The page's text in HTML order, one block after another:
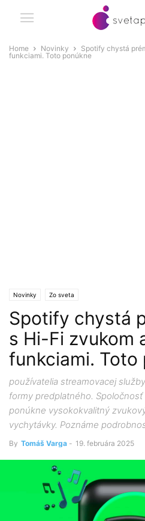
Home Novinky
Spotify chystá
funkciami. Toto ponúkne
Novinky Zo sveta
Spotify chystá
s Hi-Fi zvukom
funkciami. Toto
používatelia streamovacej
formy predplatného.
ponúkne vysokokvalitný
vychytávky. Poznáme
By Tomáš Varga - 19. februára 2025